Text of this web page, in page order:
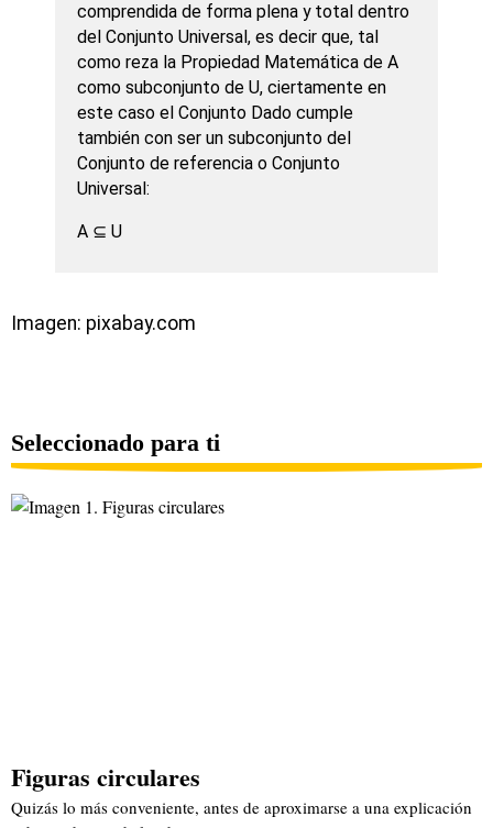
comprendida de forma plena y total dentro
del Conjunto Universal, es decir que, tal
como reza la Propiedad Matemática de A
como subconjunto de U, ciertamente en
este caso el Conjunto Dado cumple
también con ser un subconjunto del
Conjunto de referencia o Conjunto
Universal:
A ⊆ U
Imagen: pixabay.com
Seleccionado para ti
Figuras circulares
Quizás lo más conveniente, antes de aproximarse a una explicación